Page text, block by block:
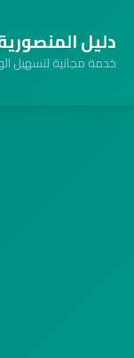
دليل
خدمة مجانية لتسهيل